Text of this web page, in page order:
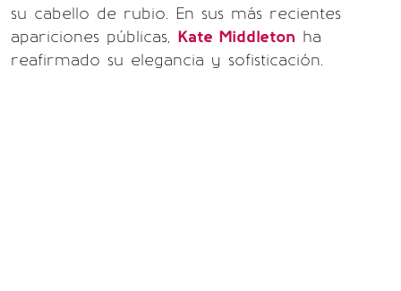
su cabello de rubio. En sus más recientes
apariciones públicas, Kate Middleton ha
reafirmado su elegancia y sofisticación.